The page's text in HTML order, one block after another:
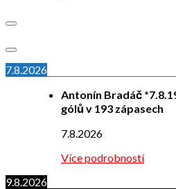
7.8.2026
Antonín Bradáč
gólů v 193 zápasech
7.8.2026
Více podrobností
9.8.2026